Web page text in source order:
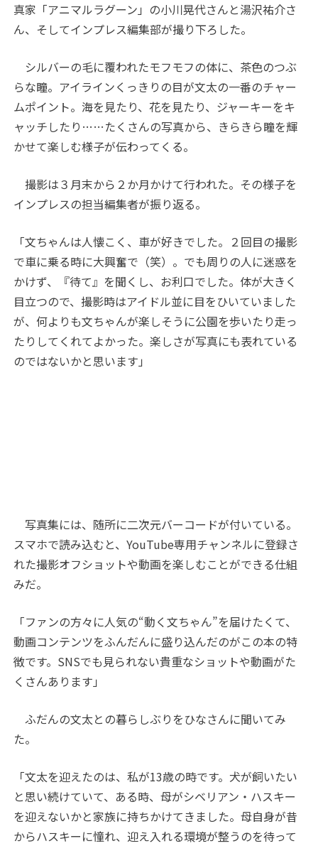
真家「アニマルラグーン」の小川晃代さんと湯沢祐介さ
ん、そしてインプレス編集部が撮り下ろした。
シルバーの毛に覆われたモフモフの体に、茶色のつぶ
らな瞳。アイラインくっきりの目が文太の一番のチャー
ムポイント。海を見たり、花を見たり、ジャーキーをキ
ャッチしたり……たくさんの写真から、きらきら瞳を輝
かせて楽しむ様子が伝わってくる。
撮影は３月末から２か月かけて行われた。その様子を
インプレスの担当編集者が振り返る。
「文ちゃんは人懐こく、車が好きでした。２回目の撮影
で車に乗る時に大興奮で（笑）。でも周りの人に迷惑を
かけず、『待て』を聞くし、お利口でした。体が大きく
目立つので、撮影時はアイドル並に目をひいていました
が、何よりも文ちゃんが楽しそうに公園を歩いたり走っ
たりしてくれてよかった。楽しさが写真にも表れている
のではないかと思います」
写真集には、随所に二次元バーコードが付いている。
スマホで読み込むと、YouTube専用チャンネルに登録さ
れた撮影オフショットや動画を楽しむことができる仕組
みだ。
「ファンの方々に人気の“動く文ちゃん”を届けたくて、
動画コンテンツをふんだんに盛り込んだのがこの本の特
徴です。SNSでも見られない貴重なショットや動画がた
くさんあります」
ふだんの文太との暮らしぶりをひなさんに聞いてみ
た。
「文太を迎えたのは、私が13歳の時です。犬が飼いたい
と思い続けていて、ある時、母がシベリアン・ハスキー
を迎えないかと家族に持ちかけてきました。母自身が昔
からハスキーに憧れ、迎え入れる環境が整うのを待って